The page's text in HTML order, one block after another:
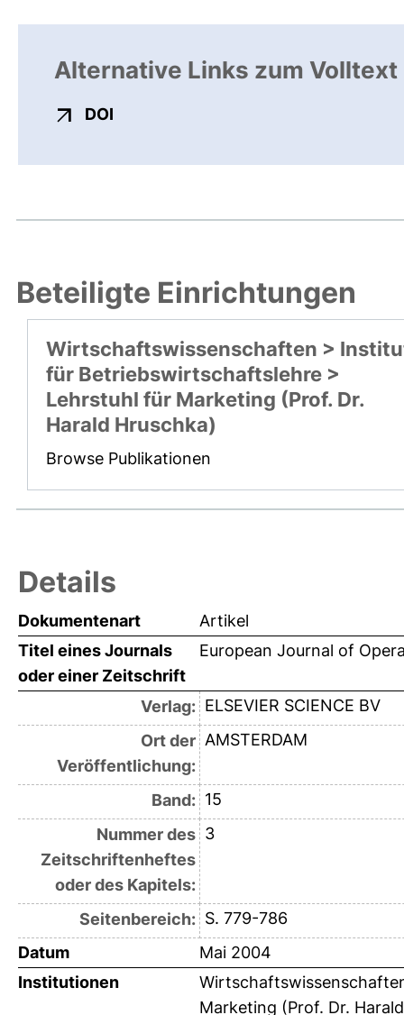
Alternative Links zum Volltext
DOI
Beteiligte Einrichtungen
Wirtschaftswissenschaften >
für Betriebswirtschaftslehre >
Lehrstuhl für Marketing (Prof. Dr.
Harald Hruschka)
Browse Publikationen
Details
Dokumentenart
Artikel
Titel eines Journals
oder einer Zeitschrift
European Journal of
Verlag: ELSEVIER SCIENCE BV
Ort der
Veröffentlichung:
AMSTERDAM
Band: 15
Nummer des
Zeitschriftenheftes
oder des Kapitels:
3
Seitenbereich: S. 779-786
Datum
Mai 2004
Institutionen
Marketing (Prof. Dr.